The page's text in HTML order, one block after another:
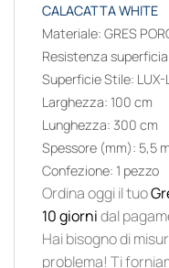
CALACATTA WHITE
Materiale: GRES
Resistenza
Superficie Stile: LUX-
Larghezza: 100 cm
Lunghezza: 300 cm
Spessore (mm): 5,5
Confezione: 1 pezzo
Ordina oggi il tuo
10 giornidal
Hai bisogno di
problema! Ti